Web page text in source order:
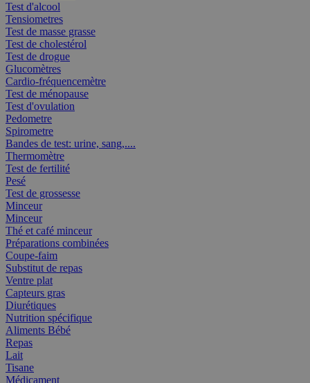
Test d'alcool
Tensiometres
Test de masse grasse
Test de cholestérol
Test de drogue
Glucomètres
Cardio-fréquencemètre
Test de ménopause
Test d'ovulation
Pedometre
Spirometre
Bandes de test: urine, sang,....
Thermomètre
Test de fertilité
Pesé
Test de grossesse
Minceur
Minceur
Thé et café minceur
Préparations combinées
Coupe-faim
Substitut de repas
Ventre plat
Capteurs gras
Diurétiques
Nutrition spécifique
Aliments Bébé
Repas
Lait
Tisane
Médicament